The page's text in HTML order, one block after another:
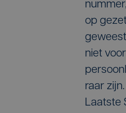
op
niet
raar
Laatste